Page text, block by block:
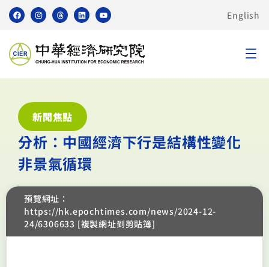
English
新聞焦點
分析：中國經濟下行是結構性變化
非景氣循環
預覽網址：
https://hk.epochtimes.com/news/2024-12-
24/6306633 [複製網址到剪貼簿]